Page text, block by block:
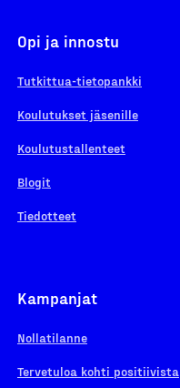
Opi ja innostu
Tutkittua-tietopankki
Koulutukset jäsenille
Koulutustallenteet
Blogit
Tiedotteet
Kampanjat
Nollatilanne
Tervetuloa kohti positiivista